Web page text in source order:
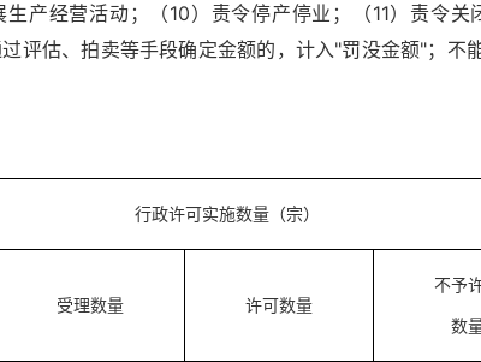
产经营活动；（10）责令停产停业；（11）责令关
评估、拍卖等手段确定金额的，计入"罚没金额"；
行政许可实施数量（宗）
受理数量 许可数量
不予
数